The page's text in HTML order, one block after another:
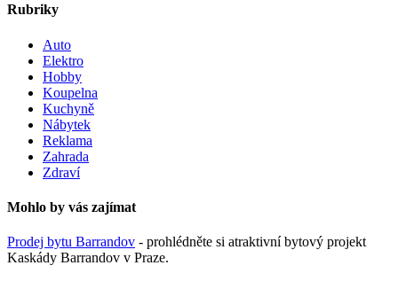
Rubriky
Auto
Elektro
Hobby
Koupelna
Kuchyně
Nábytek
Reklama
Zahrada
Zdraví
Mohlo by vás zajímat
Prodej bytu Barrandov - prohlédněte si atraktivní bytový projekt
Kaskády Barrandov v Praze.